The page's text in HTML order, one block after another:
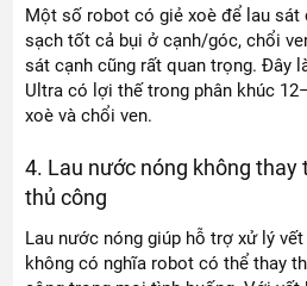
Một số robot có giẻ xoè để lau sát
sạch tốt cả bụi ở cạnh/góc, chổi
sát cạnh cũng rất quan trọng. Đây
Ultra có lợi thế trong phân khúc
xoè và chổi ven.
4. Lau nước nóng không thay
thủ công
Lau nước nóng giúp hỗ trợ xử lý
không có nghĩa robot có thể thay